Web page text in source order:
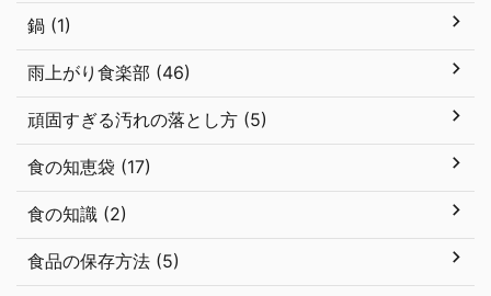
鍋 (1)
雨上がり食楽部 (46)
頑固すぎる汚れの落とし方 (5)
食の知恵袋 (17)
食の知識 (2)
食品の保存方法 (5)